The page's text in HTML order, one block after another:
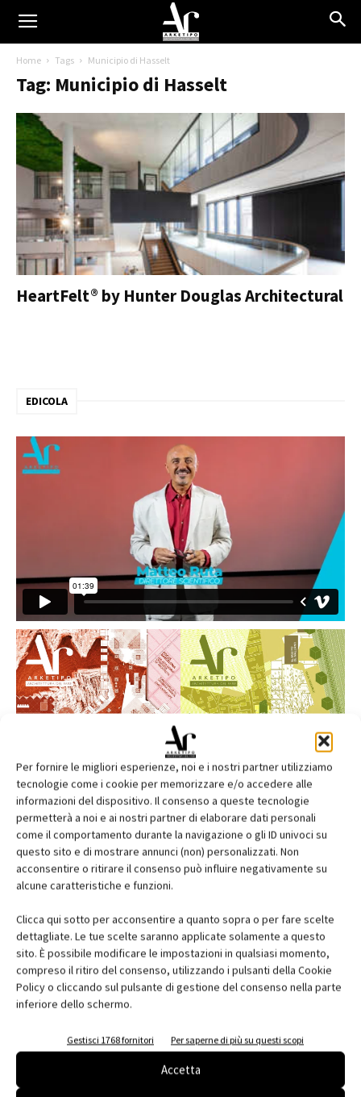
Per fornire le migliori esperienze, noi e i nostri partner utilizziamo
tecnologie come i cookie per memorizzare e/o accedere alle
informazioni del dispositivo. Il consenso a queste tecnologie
permetterà a noi e ai nostri partner di elaborare dati personali
come il comportamento durante la navigazione o gli ID univoci su
questo sito e di mostrare annunci (non) personalizzati. Non
acconsentire o ritirare il consenso può influire negativamente su
alcune caratteristiche e funzioni.
Clicca qui sotto per acconsentire a quanto sopra o per fare scelte
dettagliate. Le tue scelte saranno applicate solamente a questo
sito. È possibile modificare le impostazioni in qualsiasi momento,
compreso il ritiro del consenso, utilizzando i pulsanti della Cookie
Policy o cliccando sul pulsante di gestione del consenso nella parte
inferiore dello schermo.
Gestisci 1768 fornitori Per saperne di più su questi scopi
Accetta
Home Tags Municipio di Hasselt
Tag: Municipio di Hasselt
HeartFelt® by Hunter Douglas Architectural
EDICOLA
Edicola web
Iscriviti alla newsletter
EVENTI